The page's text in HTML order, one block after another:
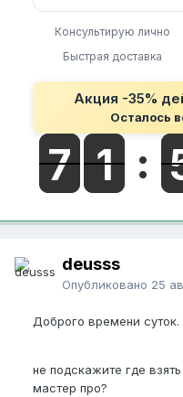
Консультирую лично
Быстрая доставка
Акция -35%
Осталось
deusss
Опубликовано 25
Доброго времени суток.
не подскажите где
мастер про?